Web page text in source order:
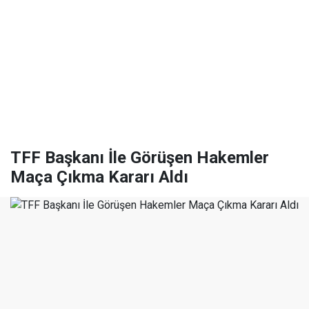
TFF Başkanı İle Görüşen Hakemler
Maça Çıkma Kararı Aldı